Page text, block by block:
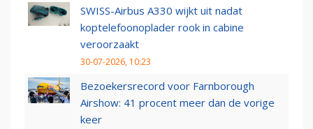
SWISS-Airbus A330 wijkt uit nadat
koptelefoonoplader rook in cabine
veroorzaakt
30-07-2026, 10:23
Bezoekersrecord voor Farnborough
Airshow: 41 procent meer dan de vorige
keer